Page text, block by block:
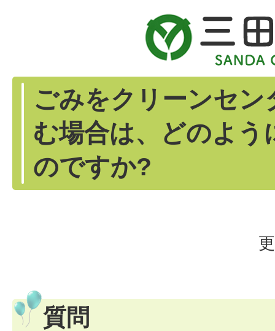
ごみをクリーンセン
む場合は、どのよう
のですか?
質問